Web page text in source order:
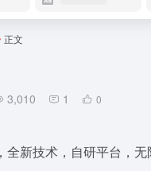
正文
3,010 1 0
全新技术，自研平台，无